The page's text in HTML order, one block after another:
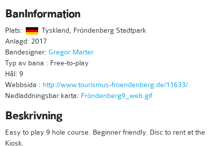
BanInformation
Plats:
Tyskland, Fröndenberg Stadtpark
Anlagd: 2017
Bandesigner: Gregor Marter
Typ av bana : Free-to-play
Hål: 9
Webbsida : http://www.tourismus-froendenberg.de/11633/
Nedladdningsbar karta: Fröndenberg9_web.gif
Beskrivning
Easy to play 9 hole course. Beginner friendly. Disc to rent at the
Kiosk.